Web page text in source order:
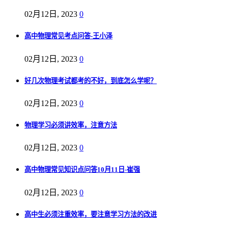
02月12日, 2023 0
高中物理常见考点问答-王小泽
02月12日, 2023 0
好几次物理考试都考的不好，到底怎么学呢？
02月12日, 2023 0
物理学习必须讲效率，注意方法
02月12日, 2023 0
高中物理常见知识点问答10月11日-崔强
02月12日, 2023 0
高中生必须注重效率，要注意学习方法的改进